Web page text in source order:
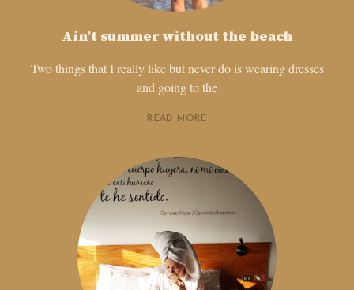
Ain’t summer without the beach
Two things that I really like but never do is wearing dresses
and going to the
READ MORE